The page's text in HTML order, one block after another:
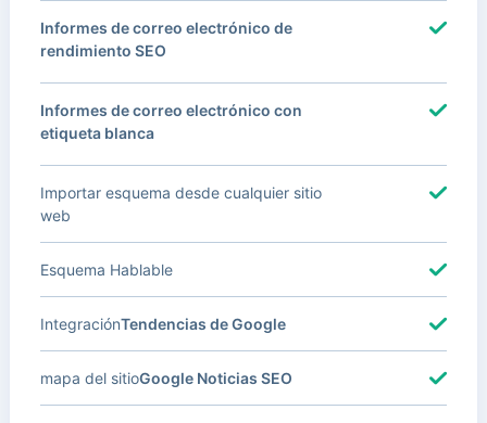
Informes de correo electrónico de
rendimiento SEO
Informes de correo electrónico con
etiqueta blanca
Importar esquema desde cualquier sitio
web
Esquema Hablable
Tendencias de Google
Integración
Google Noticias SEO
mapa del sitio